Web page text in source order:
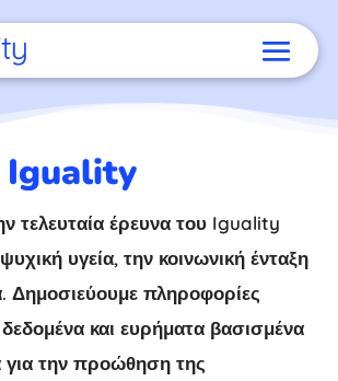
τελευταία έρευνα του Iguality
υγεία, την κοινωνική ένταξη
Δημοσιεύουμε πληροφορίες
και ευρήματα βασισμένα
για την προώθηση της